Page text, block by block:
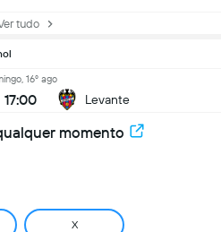
tudo
16º ago
17:00 Levante
momento
X